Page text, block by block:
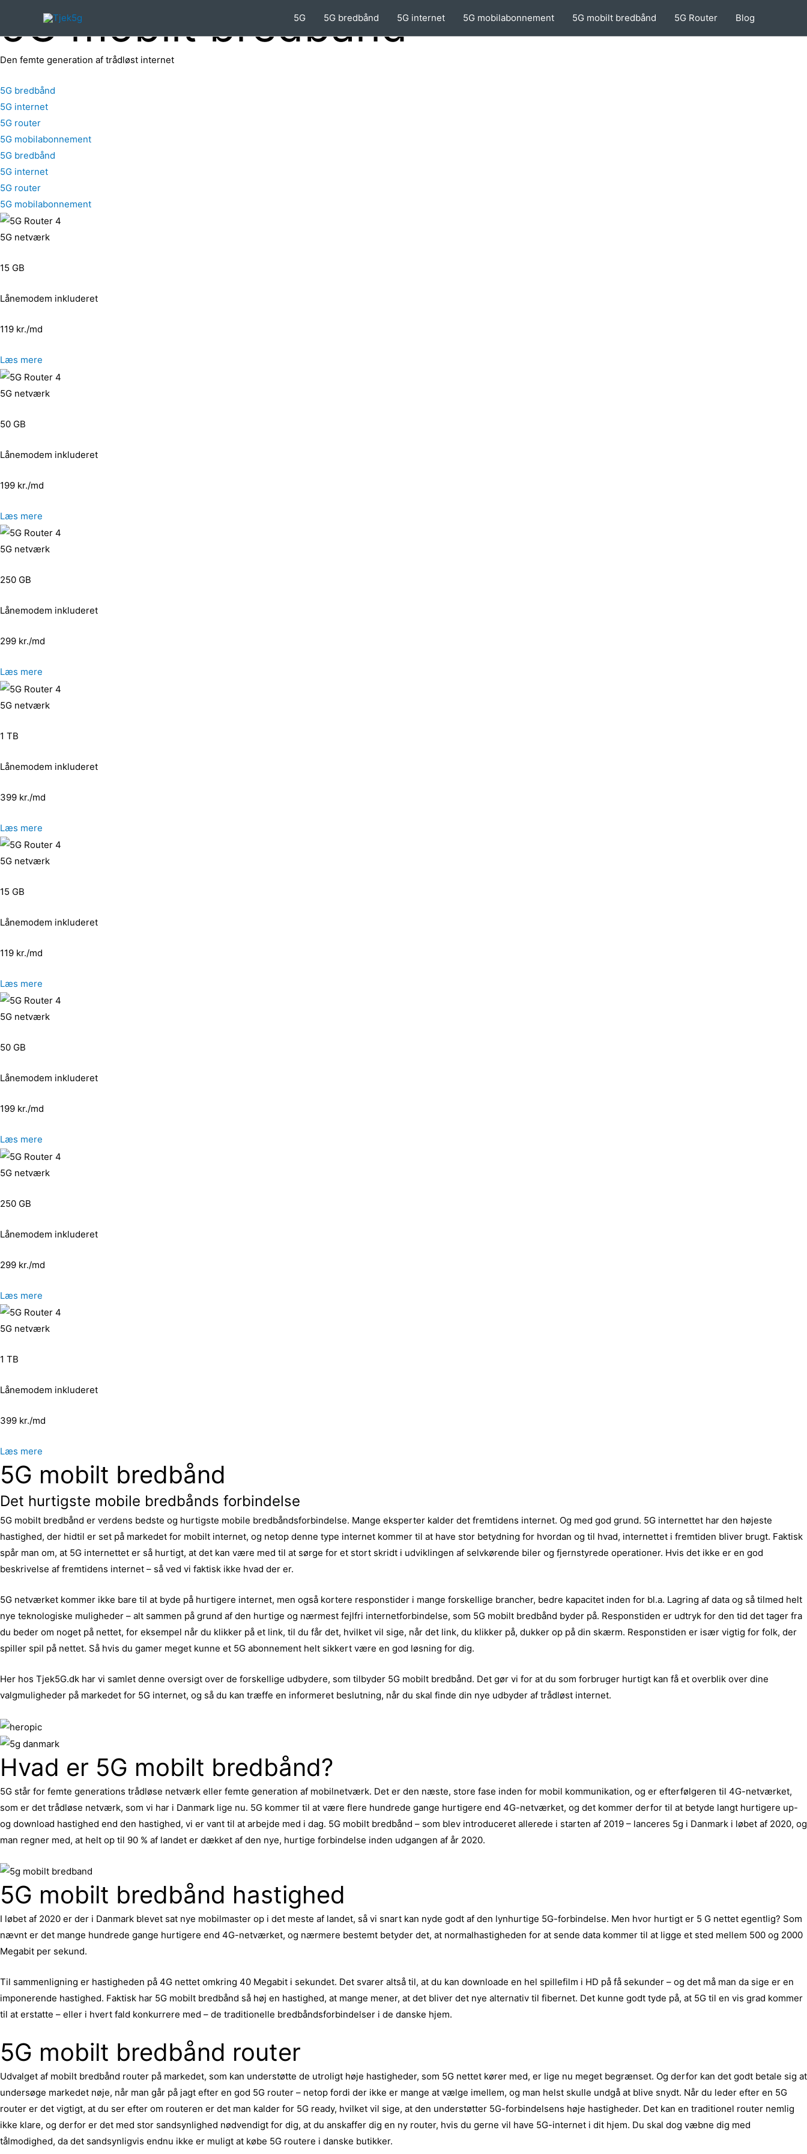
5G 5G bredbånd 5G internet 5G mobilabonnement 5G mobilt bredbånd 5G Router Blog
5G mobilt bredbånd
Den femte generation af trådløst internet
5G bredbånd
5G internet
5G router
5G mobilabonnement
5G bredbånd
5G internet
5G router
5G mobilabonnement
5G netværk
15 GB
Lånemodem inkluderet
119 kr./md
Læs mere
5G netværk
50 GB
Lånemodem inkluderet
199 kr./md
Læs mere
5G netværk
250 GB
Lånemodem inkluderet
299 kr./md
Læs mere
5G netværk
1 TB
Lånemodem inkluderet
399 kr./md
Læs mere
5G netværk
15 GB
Lånemodem inkluderet
119 kr./md
Læs mere
5G netværk
50 GB
Lånemodem inkluderet
199 kr./md
Læs mere
5G netværk
250 GB
Lånemodem inkluderet
299 kr./md
Læs mere
5G netværk
1 TB
Lånemodem inkluderet
399 kr./md
Læs mere
5G mobilt bredbånd
Det hurtigste mobile bredbånds forbindelse
5G mobilt bredbånd er verdens bedste og hurtigste mobile bredbåndsforbindelse. Mange eksperter kalder det fremtidens internet. Og med god grund. 5G internettet har den højeste
hastighed, der hidtil er set på markedet for mobilt internet, og netop denne type internet kommer til at have stor betydning for hvordan og til hvad, internettet i fremtiden bliver brugt. Faktisk
spår man om, at 5G internettet er så hurtigt, at det kan være med til at sørge for et stort skridt i udviklingen af selvkørende biler og fjernstyrede operationer. Hvis det ikke er en god
beskrivelse af fremtidens internet – så ved vi faktisk ikke hvad der er.
5G netværket kommer ikke bare til at byde på hurtigere internet, men også kortere responstider i mange forskellige brancher, bedre kapacitet inden for bl.a. Lagring af data og så tilmed helt
nye teknologiske muligheder – alt sammen på grund af den hurtige og nærmest fejlfri internetforbindelse, som 5G mobilt bredbånd byder på. Responstiden er udtryk for den tid det tager fra
du beder om noget på nettet, for eksempel når du klikker på et link, til du får det, hvilket vil sige, når det link, du klikker på, dukker op på din skærm. Responstiden er især vigtig for folk, der
spiller spil på nettet. Så hvis du gamer meget kunne et 5G abonnement helt sikkert være en god løsning for dig.
Her hos Tjek5G.dk har vi samlet denne oversigt over de forskellige udbydere, som tilbyder 5G mobilt bredbånd. Det gør vi for at du som forbruger hurtigt kan få et overblik over dine
valgmuligheder på markedet for 5G internet, og så du kan træffe en informeret beslutning, når du skal finde din nye udbyder af trådløst internet.
Hvad er 5G mobilt bredbånd?
5G står for femte generations trådløse netværk eller femte generation af mobilnetværk. Det er den næste, store fase inden for mobil kommunikation, og er efterfølgeren til 4G-netværket,
som er det trådløse netværk, som vi har i Danmark lige nu. 5G kommer til at være flere hundrede gange hurtigere end 4G-netværket, og det kommer derfor til at betyde langt hurtigere up-
og download hastighed end den hastighed, vi er vant til at arbejde med i dag. 5G mobilt bredbånd – som blev introduceret allerede i starten af 2019 – lanceres 5g i Danmark i løbet af 2020, og
man regner med, at helt op til 90 % af landet er dækket af den nye, hurtige forbindelse inden udgangen af år 2020.
5G mobilt bredbånd hastighed
I løbet af 2020 er der i Danmark blevet sat nye mobilmaster op i det meste af landet, så vi snart kan nyde godt af den lynhurtige 5G-forbindelse. Men hvor hurtigt er 5 G nettet egentlig? Som
nævnt er det mange hundrede gange hurtigere end 4G-netværket, og nærmere bestemt betyder det, at normalhastigheden for at sende data kommer til at ligge et sted mellem 500 og 2000
Megabit per sekund.
Til sammenligning er hastigheden på 4G nettet omkring 40 Megabit i sekundet. Det svarer altså til, at du kan downloade en hel spillefilm i HD på få sekunder – og det må man da sige er en
imponerende hastighed. Faktisk har 5G mobilt bredbånd så høj en hastighed, at mange mener, at det bliver det nye alternativ til fibernet. Det kunne godt tyde på, at 5G til en vis grad kommer
til at erstatte – eller i hvert fald konkurrere med – de traditionelle bredbåndsforbindelser i de danske hjem.
5G mobilt bredbånd router
Udvalget af mobilt bredbånd router på markedet, som kan understøtte de utroligt høje hastigheder, som 5G nettet kører med, er lige nu meget begrænset. Og derfor kan det godt betale sig at
undersøge markedet nøje, når man går på jagt efter en god 5G router – netop fordi der ikke er mange at vælge imellem, og man helst skulle undgå at blive snydt. Når du leder efter en 5G
router er det vigtigt, at du ser efter om routeren er det man kalder for 5G ready, hvilket vil sige, at den understøtter 5G-forbindelsens høje hastigheder. Det kan en traditionel router nemlig
ikke klare, og derfor er det med stor sandsynlighed nødvendigt for dig, at du anskaffer dig en ny router, hvis du gerne vil have 5G-internet i dit hjem. Du skal dog væbne dig med
tålmodighed, da det sandsynligvis endnu ikke er muligt at købe 5G routere i danske butikker.